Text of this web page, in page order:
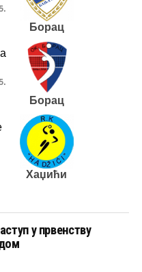
Борац
Борац
Хаџићи
у првенству